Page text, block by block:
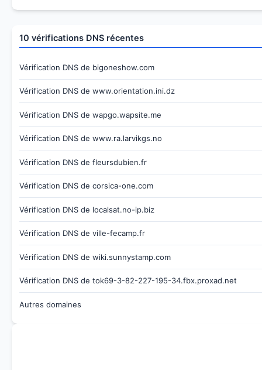
10 vérifications DNS récentes
Vérification DNS de bigoneshow.com
Vérification DNS de www.orientation.ini.dz
Vérification DNS de wapgo.wapsite.me
Vérification DNS de www.ra.larvikgs.no
Vérification DNS de fleursdubien.fr
Vérification DNS de corsica-one.com
Vérification DNS de localsat.no-ip.biz
Vérification DNS de ville-fecamp.fr
Vérification DNS de wiki.sunnystamp.com
Vérification DNS de tok69-3-82-227-195-34.fbx.proxad.net
Autres domaines